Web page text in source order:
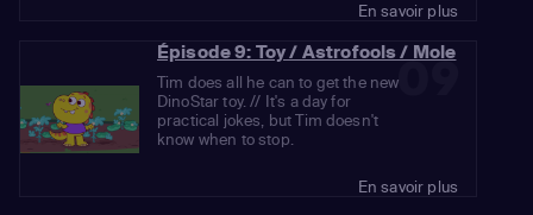
En savoir plus
09
Épisode 9: Toy / Astrofools / Mole
Tim does all he can to get the new
DinoStar toy. // It's a day for
practical jokes, but Tim doesn't
know when to stop.
En savoir plus